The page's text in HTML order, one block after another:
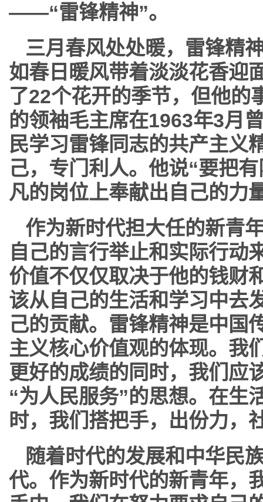
——“雷锋精神”。
三月春风处处暖，雷锋精
如春日暖风带着淡淡花香迎
了22个花开的季节，但他的
的领袖毛主席在1963年3月
民学习雷锋同志的共产主义
己，专门利人。他说“要把
凡的岗位上奉献出自己的力
作为新时代担大任的新青
自己的言行举止和实际行动
价值不仅仅取决于他的钱财
该从自己的生活和学习中去
己的贡献。雷锋精神是中国
主义核心价值观的体现。我
更好的成绩的同时，我们应
“为人民服务”的思想。在生
时，我们搭把手，出份力，
随着时代的发展和中华民
代。作为新时代的新青年，